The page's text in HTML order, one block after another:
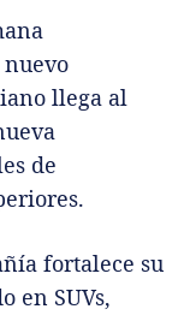
llega al
de
fortalece su
en SUVs,